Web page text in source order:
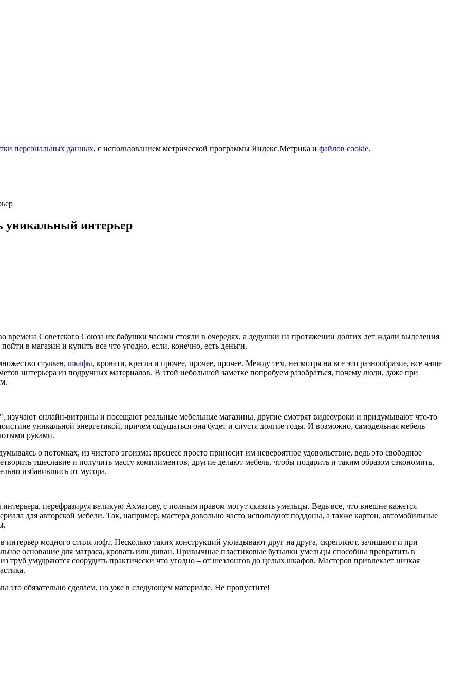
персональных данных, с использованием метрической программы Яндекс.Метрика и файлов cookie.
уникальный интерьер
Советского Союза их бабушки часами стояли в очередях, а дедушки на протяжении долгих лет ждали выделения
в магазин и купить все что угодно, если, конечно, есть деньги.
стульев, шкафы, кровати, кресла и прочее, прочее, прочее. Между тем, несмотря на все это разнообразие, все чаще
интерьера из подручных материалов. В этой небольшой заметке попробуем разобраться, почему люди, даже при
", изучают онлайн-витрины и посещают реальные мебельные магазины, другие смотрят видеоуроки и придумывают что-то
уникальной энергетикой, причем ощущаться она будет и спустя долгие годы. И возможно, самодельная мебель
руками.
о потомках, из чистого эгоизма: процесс просто приносит им невероятное удовольствие, ведь это свободное
тщеславие и получить массу комплиментов, другие делают мебель, чтобы подарить и таким образом сэкономить,
избавившись от мусора.
перефразируя великую Ахматову, с полным правом могут сказать умельцы. Ведь все, что внешне кажется
для авторской мебели. Так, например, мастера довольно часто используют поддоны, а также картон, автомобильные
модного стиля лофт. Несколько таких конструкций укладывают друг на друга, скрепляют, зачищают и при
основание для матраса, кровать или диван. Привычные пластиковые бутылки умельцы способны превратить в
труб умудряются соорудить практически что угодно – от шезлонгов до целых шкафов. Мастеров привлекает низкая
обязательно сделаем, но уже в следующем материале. Не пропустите!